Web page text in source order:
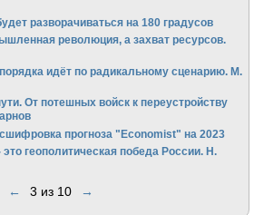
разворачиваться на 180 градусов
революция, а захват ресурсов.
идёт по радикальному сценарию. М.
От потешных войск к переустройству
прогноза "Economist" на 2023
геополитическая победа России. Н.
← 3 из 10 →